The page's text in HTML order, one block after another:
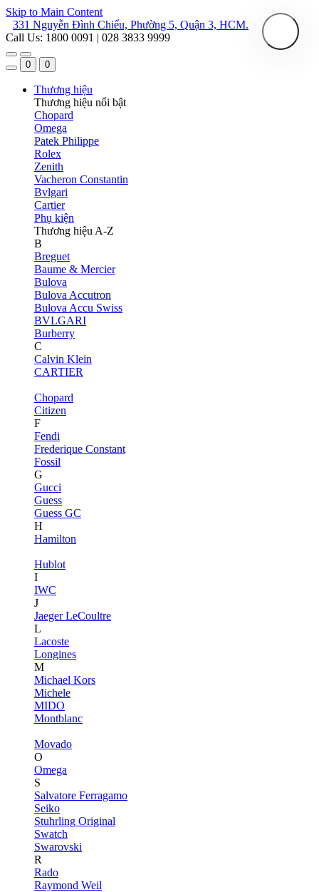
Skip to Main Content
331 Nguyễn Đình Chiểu, Phường 5, Quận 3, HCM.
Call Us: 1800 0091 | 028 3833 9999
0 0
Thương hiệu
Thương hiệu nổi bật
Chopard
Omega
Patek Philippe
Rolex
Zenith
Vacheron Constantin
Bvlgari
Cartier
Phụ kiện
Thương hiệu A-Z
B
Breguet
Baume & Mercier
Bulova
Bulova Accutron
Bulova Accu Swiss
BVLGARI
Burberry
C
Calvin Klein
CARTIER
Chopard
Citizen
F
Fendi
Frederique Constant
Fossil
G
Gucci
Guess
Guess GC
H
Hamilton
Hublot
I
IWC
J
Jaeger LeCoultre
L
Lacoste
Longines
M
Michael Kors
Michele
MIDO
Montblanc
Movado
O
Omega
S
Salvatore Ferragamo
Seiko
Stuhrling Original
Swatch
Swarovski
R
Rado
Raymond Weil